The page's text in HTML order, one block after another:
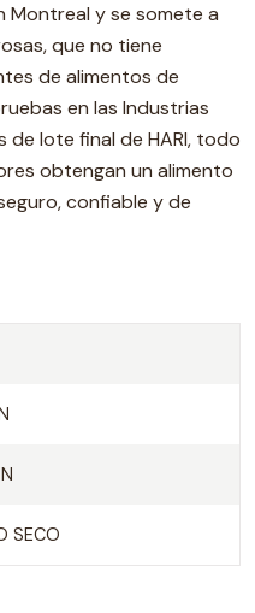
Montreal y se somete a
que no tiene
de alimentos de
en las Industrias
de lote final de HARI, todo
obtengan un alimento
confiable y de
SECO